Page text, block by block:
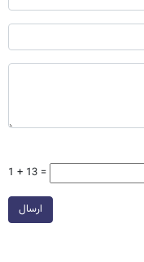
1 + 13 =
ارسال